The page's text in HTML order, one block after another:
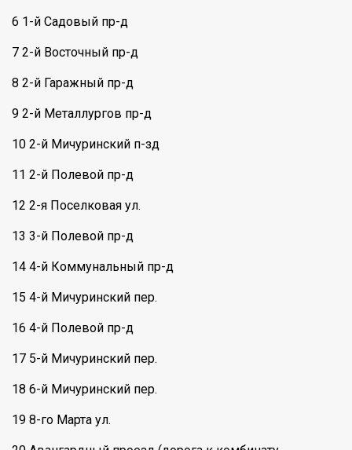
6 1-й Садовый пр-д
7 2-й Восточный пр-д
8 2-й Гаражный пр-д
9 2-й Металлургов пр-д
10 2-й Мичуринский п-зд
11 2-й Полевой пр-д
12 2-я Поселковая ул.
13 3-й Полевой пр-д
14 4-й Коммунальный пр-д
15 4-й Мичуринский пер.
16 4-й Полевой пр-д
17 5-й Мичуринский пер.
18 6-й Мичуринский пер.
19 8-го Марта ул.